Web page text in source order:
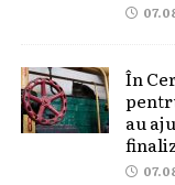
În
au